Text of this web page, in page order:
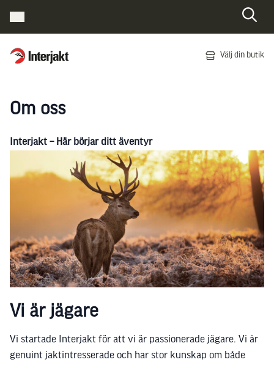
Interjakt SE Välj din butik
Om oss
Interjakt – Här börjar ditt äventyr
Vi är jägare
Vi startade Interjakt för att vi är passionerade jägare. Vi är
genuint jaktintresserade och har stor kunskap om både